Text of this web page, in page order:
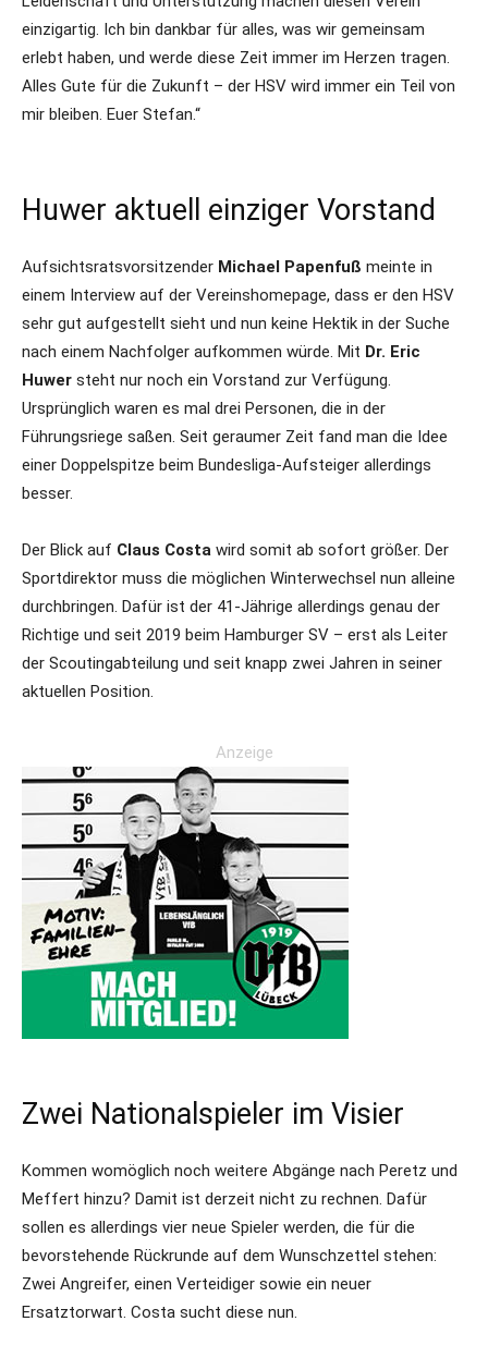
einzigartig. Ich bin dankbar für alles, was wir gemeinsam
erlebt haben, und werde diese Zeit immer im Herzen tragen.
Alles Gute für die Zukunft – der HSV wird immer ein Teil von
mir bleiben. Euer Stefan.“
Huwer aktuell einziger Vorstand
Aufsichtsratsvorsitzender Michael Papenfuß meinte in
einem Interview auf der Vereinshomepage, dass er den HSV
sehr gut aufgestellt sieht und nun keine Hektik in der Suche
nach einem Nachfolger aufkommen würde. Mit Dr. Eric
Huwer steht nur noch ein Vorstand zur Verfügung.
Ursprünglich waren es mal drei Personen, die in der
Führungsriege saßen. Seit geraumer Zeit fand man die Idee
einer Doppelspitze beim Bundesliga-Aufsteiger allerdings
besser.
Der Blick auf Claus Costa wird somit ab sofort größer. Der
Sportdirektor muss die möglichen Winterwechsel nun alleine
durchbringen. Dafür ist der 41-Jährige allerdings genau der
Richtige und seit 2019 beim Hamburger SV – erst als Leiter
der Scoutingabteilung und seit knapp zwei Jahren in seiner
aktuellen Position.
Anzeige
Zwei Nationalspieler im Visier
Kommen womöglich noch weitere Abgänge nach Peretz und
Meffert hinzu? Damit ist derzeit nicht zu rechnen. Dafür
sollen es allerdings vier neue Spieler werden, die für die
bevorstehende Rückrunde auf dem Wunschzettel stehen:
Zwei Angreifer, einen Verteidiger sowie ein neuer
Ersatztorwart. Costa sucht diese nun.